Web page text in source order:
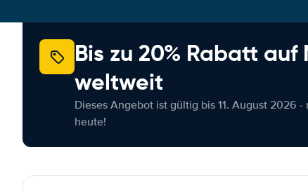
Bis zu 20% Rabatt
weltweit
Dieses Angebot ist gültig bis 11. August 2026 -
heute!